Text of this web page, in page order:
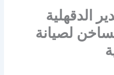
الدقهلية
الساخن لصيانة